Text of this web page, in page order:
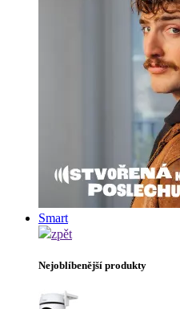
Smart
zpět
Nejoblíbenější produkty